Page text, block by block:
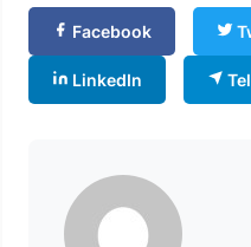
Facebook
LinkedIn